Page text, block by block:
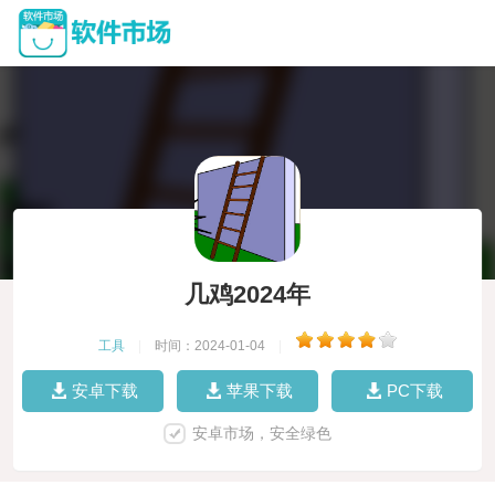
几鸡2024年
工具 时间：2024-01-04
安卓下载 苹果下载 PC下载
安卓市场，安全绿色